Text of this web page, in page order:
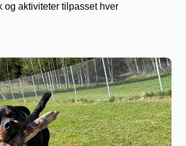
og aktiviteter tilpasset hver